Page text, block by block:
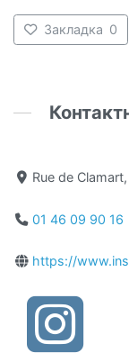
Закладка 0
Rue de
01 46 09 90 16
https://